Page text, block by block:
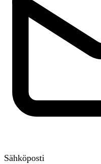
Sähköposti